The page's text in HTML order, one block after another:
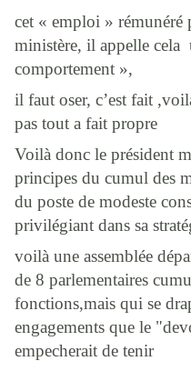
cet « emploi » rémunéré
ministère, il appelle cela
comportement »,
il faut oser, c’est fait
pas tout a fait propre
Voilà donc le président
principes du cumul des
du poste de modeste
privilégiant dans sa
voilà une assemblée
de 8 parlementaires
fonctions,mais qui se
engagements que le
empecherait de tenir